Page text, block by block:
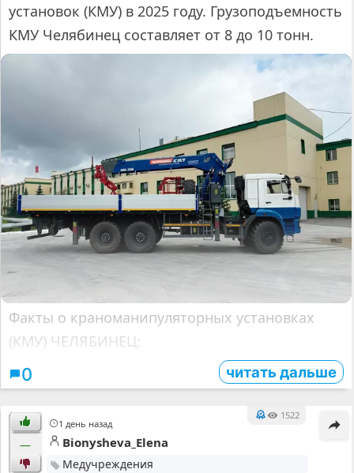
установок (КМУ) в 2025 году. Грузоподъемность
КМУ Челябинец составляет от 8 до 10 тонн.
Факты о краноманипуляторных установках
(КМУ) ЧЕЛЯБИНЕЦ:
0 читать дальше
1 день назад
1522
— Bionysheva_Elena
Медучреждения